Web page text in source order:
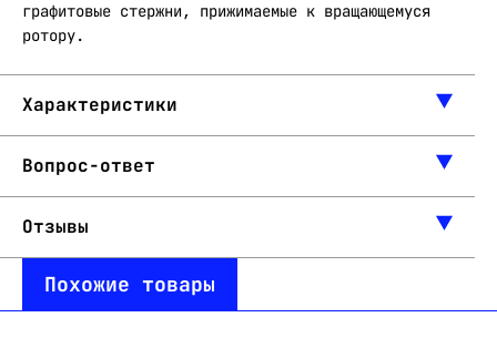
графитовые стержни, прижимаемые к вращающемуся
ротору.
Характеристики
Вопрос-ответ
Отзывы
Похожие товары